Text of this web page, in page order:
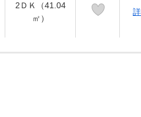
2ＤＫ（41.04
㎡）